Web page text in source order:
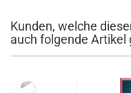
Kunden, welche
auch folgende Artikel